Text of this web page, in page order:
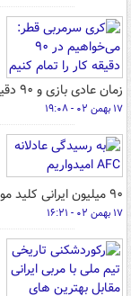
زمان عادی بازی و ۹۰ دقیقه مقابل ایران به برتری برسیم.
۱۷ بهمن ۰۲ - ۱۹:۰۸
٩٠ میلیون ایرانی کلید موفقیت تیم ملی خواهد بود.
۱۷ بهمن ۰۲ - ۱۶:۲۱